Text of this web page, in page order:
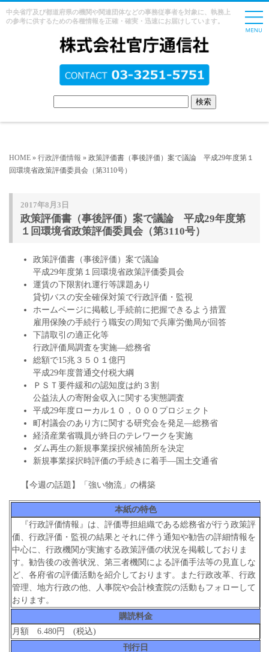
中央省庁及び都道府県の機関や関連団体などの事務従事者を対象に、執務上
の参考に供するための各種情報を正確・確実・迅速にお届けしています。
HOME » 行政評価情報 » 政策評価書（事後評価）案で議論 平成29年度第１
回環境省政策評価委員会（第3110号）
2017年8月3日
政策評価書（事後評価）案で議論 平成29年度第
１回環境省政策評価委員会（第3110号）
政策評価書（事後評価）案で議論
平成29年度第１回環境省政策評価委員会
運賃の下限割れ運行等課題あり
貸切バスの安全確保対策で行政評価・監視
ホームページに掲載し手続前に把握できるよう措置
雇用保険の手続行う職安の周知で兵庫労働局が回答
下請取引の適正化等
行政評価局調査を実施―総務省
総額で15兆３５０１億円
平成29年度普通交付税大綱
ＰＳＴ要件緩和の認知度は約３割
公益法人の寄附金収入に関する実態調査
平成29年度ローカル１０，０００プロジェクト
町村議会のあり方に関する研究会を発足―総務省
経済産業省職員が終日のテレワークを実施
ダム再生の新規事業採択候補箇所を決定
新規事業採択時評価の手続きに着手―国土交通省
【今週の話題】「強い物流」の構築
本紙の特色
『行政評価情報』は、評価専担組織である総務省が行う政策評
価、行政評価・監視の結果とそれに伴う通知や勧告の詳細情報を
中心に、行政機関が実施する政策評価の状況を掲載しておりま
す。勧告後の改善状況、第三者機関による評価手法等の見直しな
ど、各府省の評価活動を紹介しております。また行政改革、行政
管理、地方行政の他、人事院や会計検査院の活動もフォローして
おります。
購読料金
月額 6.480円 (税込)
刊行日